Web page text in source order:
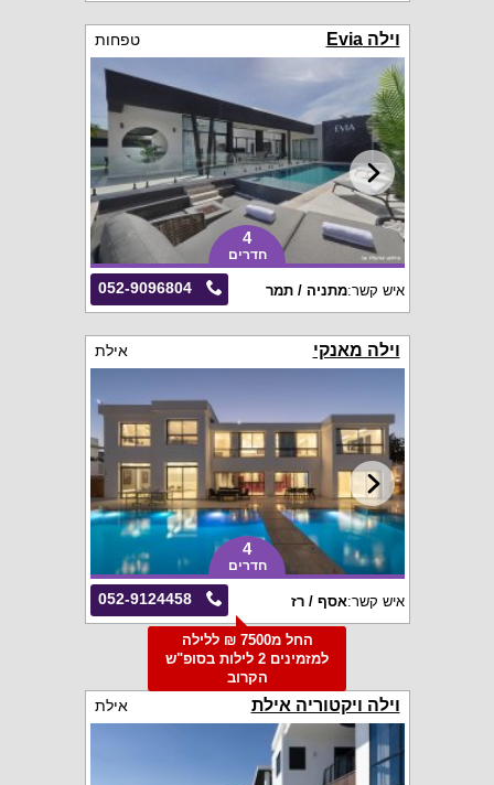
וילה Evia טפחות
4
חדרים
052-9096804 איש קשר:מתניה / תמר
וילה מאנקי אילת
4
חדרים
052-9124458 איש קשר:אסף / רז
החל מ7500 ₪ ללילה
למזמינים 2 לילות בסופ"ש
הקרוב
וילה ויקטוריה אילת אילת